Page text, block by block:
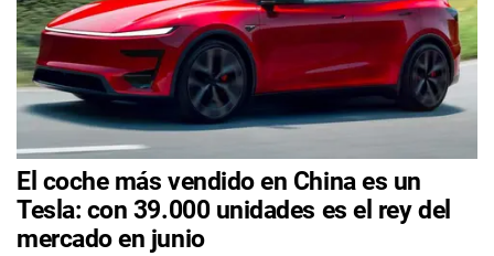
El coche más vendido en China es un
Tesla: con 39.000 unidades es el rey del
mercado en junio